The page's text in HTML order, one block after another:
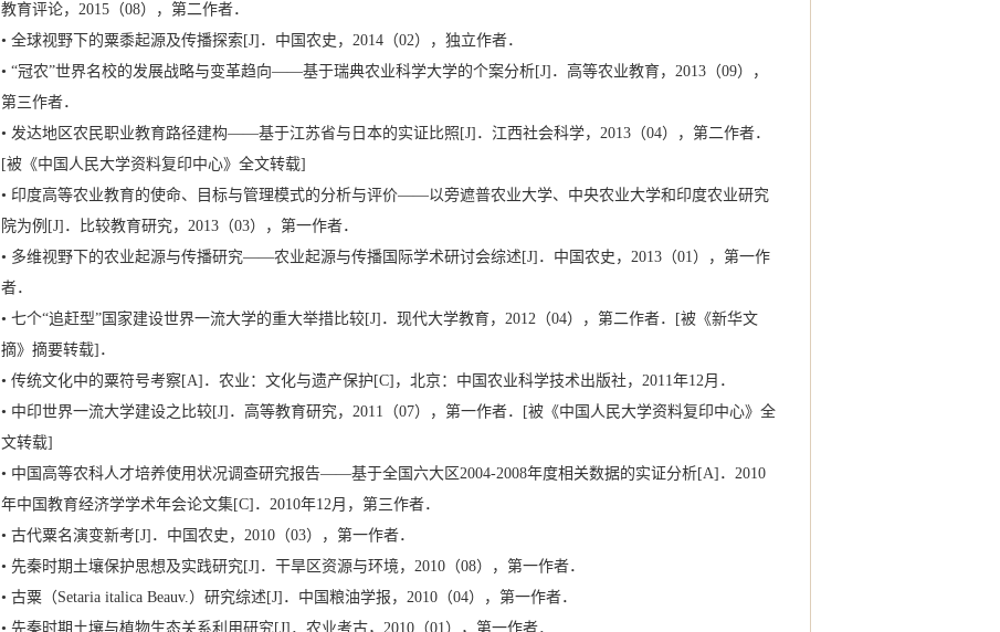
教育评论，2015（08），第二作者．
• 全球视野下的粟黍起源及传播探索[J]．中国农史，2014（02），独立作者．
• “冠农”世界名校的发展战略与变革趋向——基于瑞典农业科学大学的个案分析[J]．高等农业教育，2013（09），
第三作者．
• 发达地区农民职业教育路径建构——基于江苏省与日本的实证比照[J]．江西社会科学，2013（04），第二作者．
[被《中国人民大学资料复印中心》全文转载]
• 印度高等农业教育的使命、目标与管理模式的分析与评价——以旁遮普农业大学、中央农业大学和印度农业研究
院为例[J]．比较教育研究，2013（03），第一作者．
• 多维视野下的农业起源与传播研究——农业起源与传播国际学术研讨会综述[J]．中国农史，2013（01），第一作
者．
• 七个“追赶型”国家建设世界一流大学的重大举措比较[J]．现代大学教育，2012（04），第二作者．[被《新华文
摘》摘要转载]．
• 传统文化中的粟符号考察[A]．农业：文化与遗产保护[C]，北京：中国农业科学技术出版社，2011年12月．
• 中印世界一流大学建设之比较[J]．高等教育研究，2011（07），第一作者．[被《中国人民大学资料复印中心》全
文转载]
• 中国高等农科人才培养使用状况调查研究报告——基于全国六大区2004-2008年度相关数据的实证分析[A]．2010
年中国教育经济学学术年会论文集[C]．2010年12月，第三作者．
• 古代粟名演变新考[J]．中国农史，2010（03），第一作者．
• 先秦时期土壤保护思想及实践研究[J]．干旱区资源与环境，2010（08），第一作者．
• 古粟（Setaria italica Beauv.）研究综述[J]．中国粮油学报，2010（04），第一作者．
• 先秦时期土壤与植物生态关系利用研究[J]．农业考古，2010（01），第一作者．